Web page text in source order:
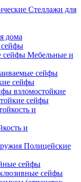
Стеллажи для
дома
Мебельные и
сейфы
сейфы
взломостойкие
сейфы
и
Полицейские
сейфы
сейфы